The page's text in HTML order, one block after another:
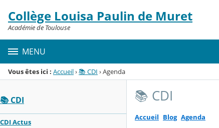
Menu de la rubrique
Contenu
Collège Louisa Paulin de Muret
Académie de Toulouse
MENU
Vous êtes ici : Accueil›📚 CDI ›Agenda
📚 CDI
CDI Actus
📚 CDI
Accueil Blog Agenda